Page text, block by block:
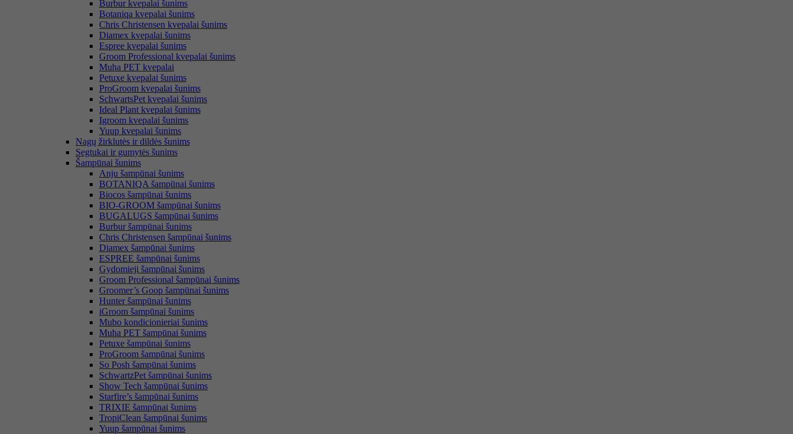
Burbur kvepalai šunims
Botaniqa kvepalai šunims
Chris Christensen kvepalai šunims
Diamex kvepalai šunims
Espree kvepalai šunims
Groom Professional kvepalai šunims
Muha PET kvepalai
Petuxe kvepalai šunims
ProGroom kvepalai šunims
SchwartsPet kvepalai šunims
Ideal Plant kvepalai šunims
Igroom kvepalai šunims
Yuup kvepalai šunims
Nagų žirklutės ir dildės šunims
Segtukai ir gumytės šunims
Šampūnai šunims
Anju šampūnai šunims
BOTANIQA šampūnai šunims
Biocos šampūnai šunims
BIO-GROOM šampūnai šunims
BUGALUGS šampūnai šunims
Burbur šampūnai šunims
Chris Christensen šampūnai šunims
Diamex šampūnai šunims
ESPREE šampūnai šunims
Gydomieji šampūnai šunims
Groom Professional šampūnai šunims
Groomer’s Goop šampūnai šunims
Hunter šampūnai šunims
iGroom šampūnai šunims
Mubo kondicionieriai šunims
Muha PET šampūnai šunims
Petuxe šampūnai šunims
ProGroom šampūnai šunims
So Posh šampūnai šunims
SchwartzPet šampūnai šunims
Show Tech šampūnai šunims
Starfire’s šampūnai šunims
TRIXIE šampūnai šunims
TropiClean šampūnai šunims
Yuup šampūnai šunims